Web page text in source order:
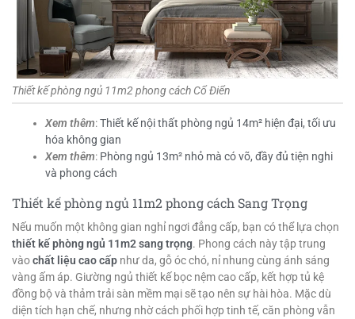
Thiết kế phòng ngủ 11m2 phong cách Cổ Điển
Xem thêm:Thiết kế nội thất phòng ngủ 14m² hiện đại, tối ưu
hóa không gian
Xem thêm: Phòng ngủ 13m² nhỏ mà có võ, đầy đủ tiện nghi
và phong cách
Thiết kế phòng ngủ 11m2 phong cách Sang Trọng
Nếu muốn một không gian nghỉ ngơi đẳng cấp, bạn có thể lựa chọn
thiết kế phòng ngủ 11m2 sang trọng. Phong cách này tập trung
vàochất liệu cao cấp như da, gỗ óc chó, nỉ nhung cùng ánh sáng
vàng ấm áp. Giường ngủ thiết kế bọc nệm cao cấp, kết hợp tủ kệ
đồng bộ và thảm trải sàn mềm mại sẽ tạo nên sự hài hòa. Mặc dù
diện tích hạn chế, nhưng nhờ cách phối hợp tinh tế, căn phòng vẫn